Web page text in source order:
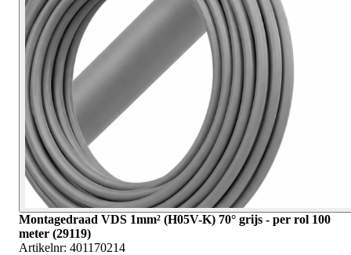
Montagedraad VDS 1mm² (H05V-K) 70° grijs - per rol 100
meter (29119)
Artikelnr: 401170214